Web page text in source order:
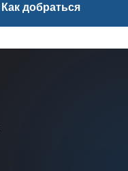
Как добраться